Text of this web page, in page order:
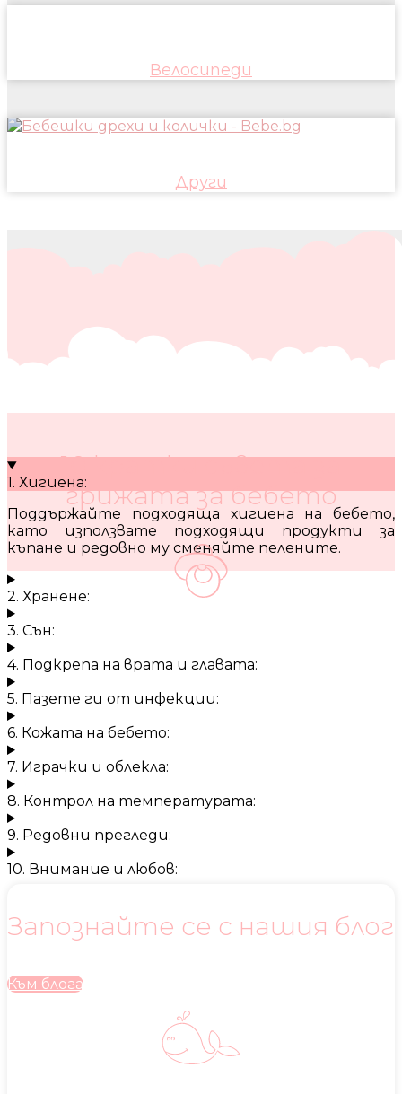
Велосипеди
Други
10 кратки съвета за
грижата за бебето
1. Хигиена:
Поддържайте подходяща хигиена на бебето,
като използвате подходящи продукти за
къпане и редовно му сменяйте пелените.
2. Хранене:
3. Сън:
4. Подкрепа на врата и главата:
5. Пазете ги от инфекции:
6. Кожата на бебето:
7. Играчки и облекла:
8. Контрол на температурата:
9. Редовни прегледи:
10. Внимание и любов:
Запознайте се с нашия блог
Към блога